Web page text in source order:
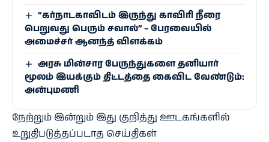
“கர்நாடகாவிடம் இருந்து காவிரி நீரை
பெறுவது பெரும் சவால்” – பேரவையில்
அமைச்சர் ஆனந்த் விளக்கம்
அரசு மின்சார பேருந்துகளை தனியார்
மூலம் இயக்கும் திட்டத்தை கைவிட வேண்டும்:
அன்புமணி
நேற்றும் இன்றும் இது குறித்து ஊடகங்களில்
உறுதிபடுத்தப்படாத செய்திகள்